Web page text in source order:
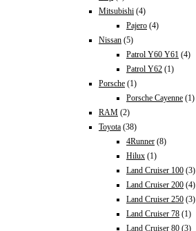
Mitsubishi (4)
Pajero (4)
Nissan (5)
Patrol Y60 Y61 (4)
Patrol Y62 (1)
Porsche (1)
Porsche Cayenne (1)
RAM (2)
Toyota (38)
4Runner (8)
Hilux (1)
Land Cruiser 100 (3)
Land Cruiser 200 (4)
Land Cruiser 250 (3)
Land Cruiser 78 (1)
Land Cruiser 80 (3)